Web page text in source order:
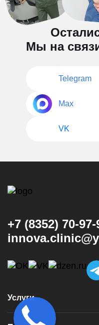
Мы на
Telegram
Max
VK
+7 (8352) 70-97-
Услуги